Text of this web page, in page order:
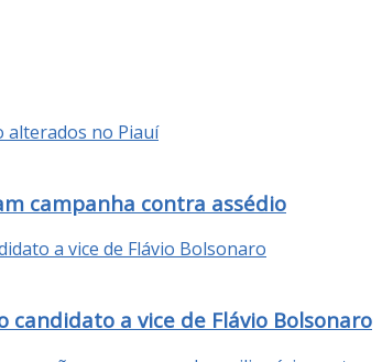
campanha contra assédio
candidato a vice de Flávio Bolsonaro